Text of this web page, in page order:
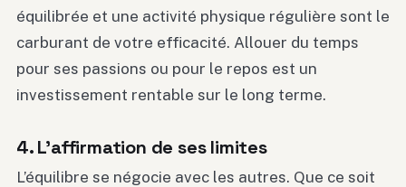
équilibrée et une activité physique régulière sont le
carburant de votre efficacité. Allouer du temps
pour ses passions ou pour le repos est un
investissement rentable sur le long terme.
4. L’affirmation de ses limites
L’équilibre se négocie avec les autres. Que ce soit